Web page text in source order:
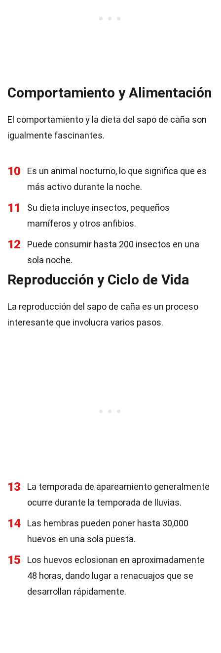
Comportamiento y Alimentación
El comportamiento y la dieta del sapo de caña son
igualmente fascinantes.
10
Es un animal nocturno, lo que significa que es
más activo durante la noche.
11
Su dieta incluye insectos, pequeños
mamíferos y otros anfibios.
12
Puede consumir hasta 200 insectos en una
sola noche.
Reproducción y Ciclo de Vida
La reproducción del sapo de caña es un proceso
interesante que involucra varios pasos.
13
La temporada de apareamiento generalmente
ocurre durante la temporada de lluvias.
14
Las hembras pueden poner hasta 30,000
huevos en una sola puesta.
15
Los huevos eclosionan en aproximadamente
48 horas, dando lugar a renacuajos que se
desarrollan rápidamente.